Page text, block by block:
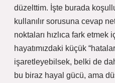
düzelttim. İşte burada
kullanılır sorusuna cevap
noktaları hızlıca fark
hayatımızdaki küçük
işaretleyebilsek, belki de
bu biraz hayal gücü, ama